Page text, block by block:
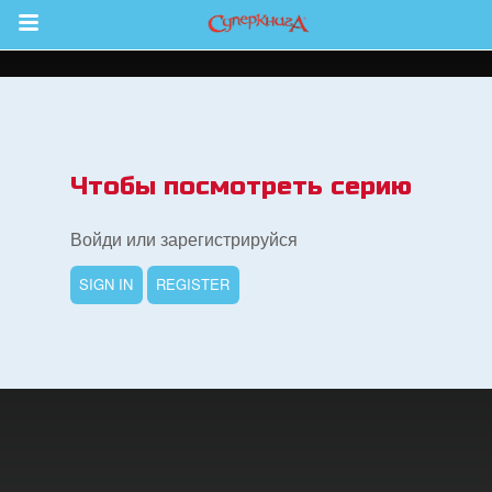
Return to Content
Bible App
Чтобы посмотреть серию
Войди или зарегистрируйся
SIGN IN REGISTER